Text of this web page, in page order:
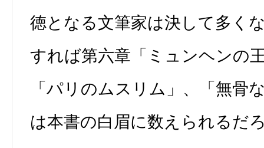
徳となる文筆家は決して多く
すれば第六章「ミュンヘンの
「パリのムスリム」、「無骨
は本書の白眉に数えられるだ